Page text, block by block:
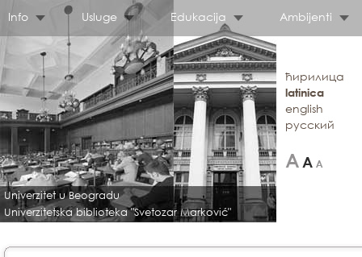
Info Usluge Edukacija Ambijenti
Univerzitet u Beogradu
Univerzitetska biblioteka "Svetozar Marković"
ћирилица
latinica
english
русский